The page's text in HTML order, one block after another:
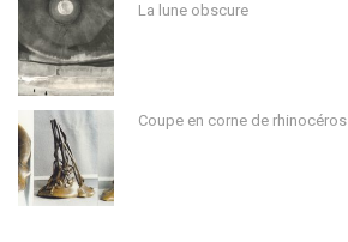
La lune obscure
Coupe en corne de rhinocéros